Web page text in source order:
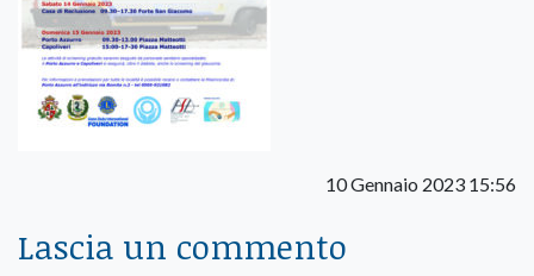
10 Gennaio 2023 15:56
Lascia un commento